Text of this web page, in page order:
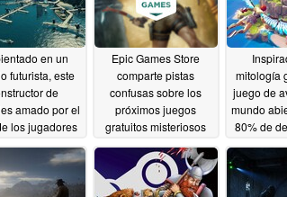
en un
futurista, este
de
amado por el
los jugadores
en Steam
05/17/2026
Epic Games Store
comparte pistas
confusas sobre los
próximos juegos
gratuitos misteriosos
05/16/2026
mitología
juego de
mundo
80% de